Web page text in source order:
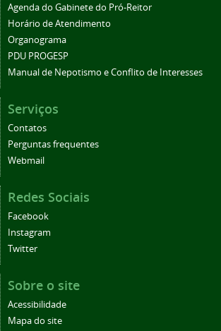
Agenda do Gabinete do Pró-Reitor
Horário de Atendimento
Organograma
PDU PROGESP
Manual de Nepotismo e Conflito de Interesses
Serviços
Contatos
Perguntas frequentes
Webmail
Redes Sociais
Facebook
Instagram
Twitter
Sobre o site
Acessibilidade
Mapa do site